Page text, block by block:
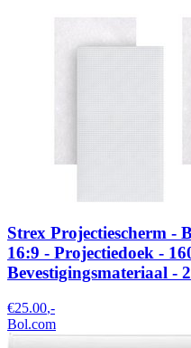
Strex Projectiescherm -
16:9 - Projectiedoek -
Bevestigingsmateriaal -
€25.00,-
Bol.com